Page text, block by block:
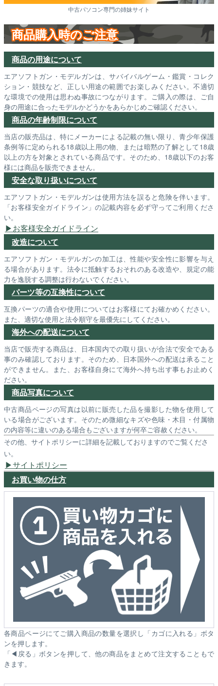
中古パソコン専門の姉妹サイト
商品購入時のご注意
商品の用途について
エアソフトガン・モデルガンは、サバイバルゲーム・鑑賞・コレク
ション・競技など、正しい用途の範囲でお楽しみください。不適切
な環境での使用は思わぬ事故につながります。ご購入の際は、ご自
身の用途に合ったモデルかどうかをあらかじめご確認ください。
商品の年齢制限について
当店の販売品は、特にメーカーによる記載の無い限り、青少年保護
条例等に定められる18歳以上用の物、または暗黙の了解として18歳
以上の方を対象とされている商品です。そのため、18歳以下のお客
様には商品を販売できません。
安全な取り扱いについて
エアソフトガン・モデルガンは使用方法を誤ると危険を伴います。
「お客様安全ガイドライン」の記載内容を必ず守ってご利用くださ
い。
お客様安全ガイドライン
改造について
エアソフトガン・モデルガンの加工は、性能や安全性に影響を与え
る場合があります。法令に抵触するおそれのある改造や、規定の能
力を逸脱する調整は行わないでください。
パーツ等の互換性について
互換パーツの適合や使用についてはお客様にてお確かめください。
また、適切な使用と法令順守を最優先にしてください。
海外への配送について
当店で販売する商品は、日本国内での取り扱いが合法で安全である
事のみ確認しております。そのため、日本国外への配送は承ること
ができません。また、お客様自身にて海外へ持ち出す事もお止めく
ださい。
商品写真について
中古商品ページの写真は以前に販売した品を撮影した物を使用して
いる場合がございます。そのため微細なキズや色味・木目・付属物
の内容等に違いのある場合もございますが何卒ご容赦ください。
その他、サイトポリシーに詳細を記載しておりますのでご覧くださ
い。
サイトポリシー
お買い物の仕方
各商品ページにてご購入商品の数量を選択し「カゴに入れる」ボタ
ンを押します。
「◀戻る」ボタンを押して、他の商品をまとめて注文することもで
きます。